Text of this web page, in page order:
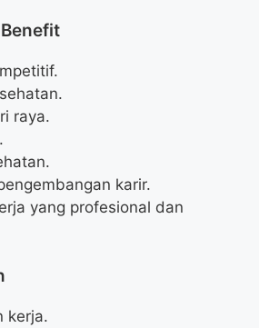
raya.
karir.
yang profesional dan
kerja.